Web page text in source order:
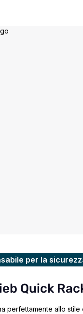
per la
Quick
perfettamente allo